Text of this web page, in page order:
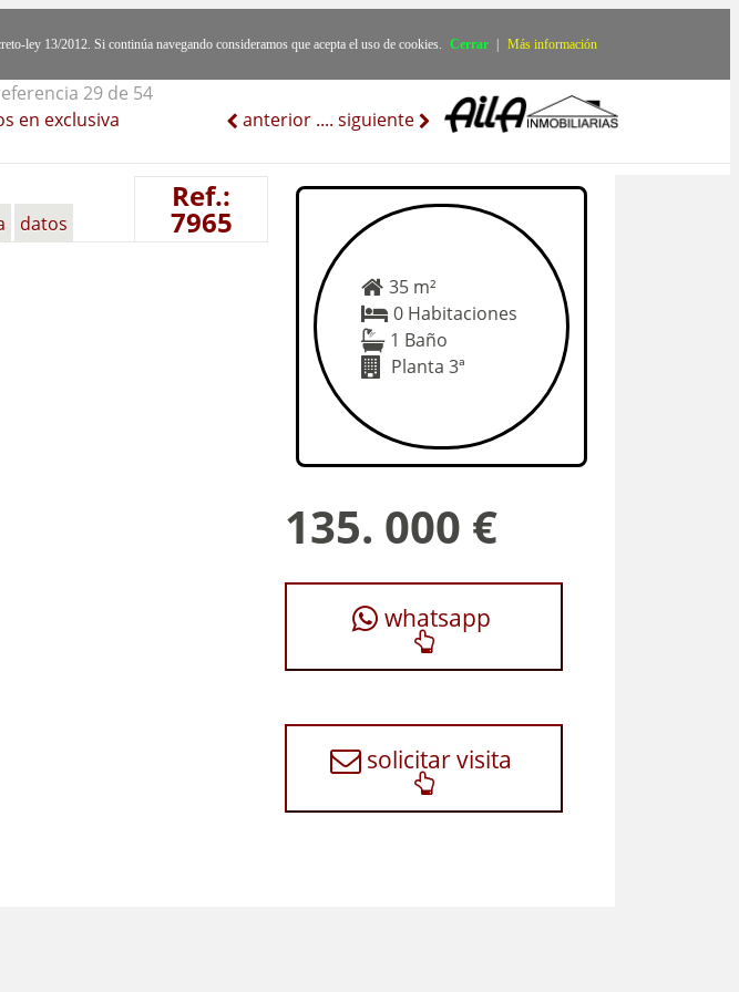
ley 13/2012. Si continúa navegando consideramos que acepta el uso de cookies. Cerrar Más información
29 de 54
en exclusiva
anterior .... siguiente
datos
Ref.:
7965
35 m²
0 Habitaciones
1 Baño
Planta 3ª
135. 000 €
whatsapp
solicitar visita